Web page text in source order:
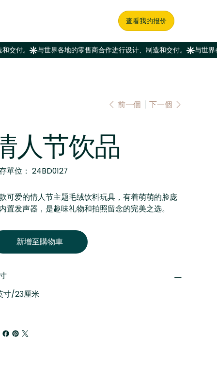
查看我的报价
前一個 下一個
人节饮品
單位：
SKU
24BD0127
24BD0127
可爱的情人节主题毛绒饮料玩具，有着萌萌的脸庞
置发声器，是趣味礼物和拍照留念的完美之选。
新增至購物車
寸/23厘米